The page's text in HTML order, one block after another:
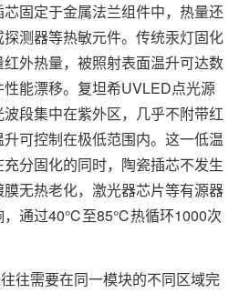
固定于金属法兰组件中，热量还
测器等热敏元件。传统汞灯固化
外热量，被照射表面温升可达数
能漂移。复坦希UVLED点光源
段集中在紫外区，几乎不附带红
可控制在极低范围内。这一低温
分固化的同时，陶瓷插芯不发生
无热老化，激光器芯片等有源器
，通过40℃至85℃热循环1000次
往需要在同一模块的不同区域完